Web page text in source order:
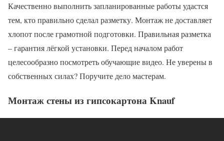
Качественно выполнить запланированные работы удастся
тем, кто правильно сделал разметку. Монтаж не доставляет
хлопот после грамотной подготовки. Правильная разметка
– гарантия лёгкой установки. Перед началом работ
целесообразно посмотреть обучающие видео. Не уверены в
собственных силах? Поручите дело мастерам.
Монтаж стены из гипсокартона Knauf